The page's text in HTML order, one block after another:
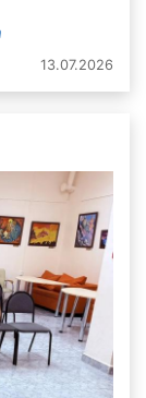
13.07.2026